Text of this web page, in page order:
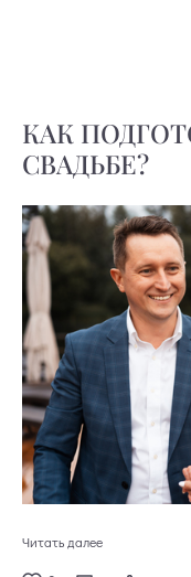
КАК
СВАДЬБЕ?
Читать далее